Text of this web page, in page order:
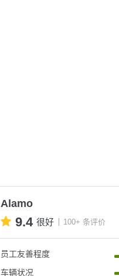
Alamo
9.4 很好 100+ 条评价
员工友善程度
车辆状况